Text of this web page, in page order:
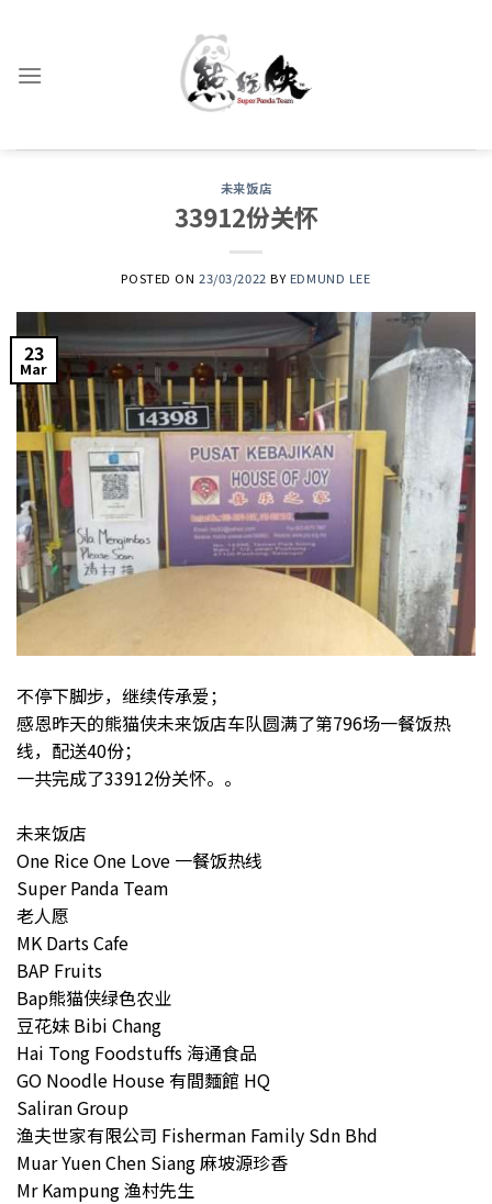
content
未来饭店
33912份关怀
POSTED ON23/03/2022 BY EDMUND LEE
23
Mar
不停下脚步，继续传承爱；
感恩昨天的熊猫侠未来饭店车队圆满了第796场一餐饭热
线，配送40份；
一共完成了33912份关怀。。
未来饭店
One Rice One Love 一餐饭热线
Super Panda Team
老人愿
MK Darts Cafe
BAP Fruits
Bap熊猫侠绿色农业
豆花妹 Bibi Chang
Hai Tong Foodstuffs 海通食品
GO Noodle House 有間麵館 HQ
Saliran Group
渔夫世家有限公司 Fisherman Family Sdn Bhd
Muar Yuen Chen Siang 麻坡源珍香
Mr Kampung 渔村先生